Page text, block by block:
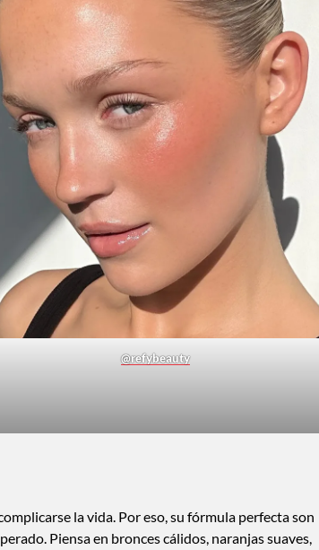
@refybeauty
la vida. Por eso, su fórmula perfecta son
Piensa en bronces cálidos, naranjas suaves,